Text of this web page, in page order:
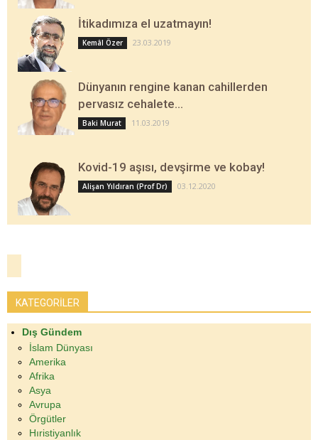
İtikadımıza el uzatmayın!
Kemâl Özer 23.03.2019
Dünyanın rengine kanan cahillerden
pervasız cehalete…
Baki Murat 11.03.2019
Kovid-19 aşısı, devşirme ve kobay!
Alişan Yıldıran (Prof Dr) 03.12.2020
KATEGORİLER
Dış Gündem
İslam Dünyası
Amerika
Afrika
Asya
Avrupa
Örgütler
Hıristiyanlık